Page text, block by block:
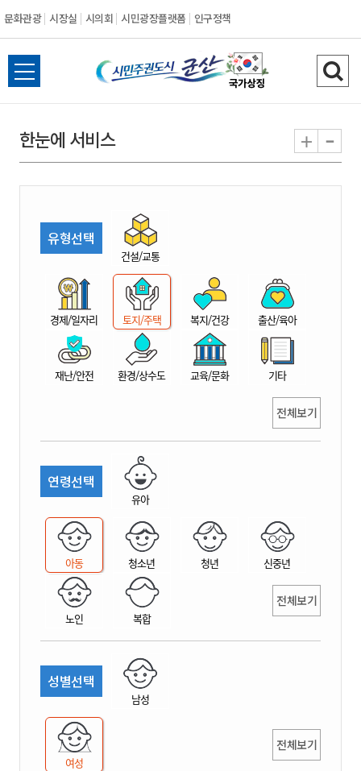
문화관광 시장실 시의회 시민광장플랫폼 인구정책
시
민
권
시
산
전
체
뉴
열
검
색
기
한눈에 서비스 + -
유형선택
건설/교통
경제/일자리 토지/주택 복지/건강 출산/육아
재난/안전 환경/상수도 교육/문화 기타
전체보기
연령선택
유아
아동 청소년 청년 신중년
노인 복합
전체보기
성별선택
남성
여성
전체보기